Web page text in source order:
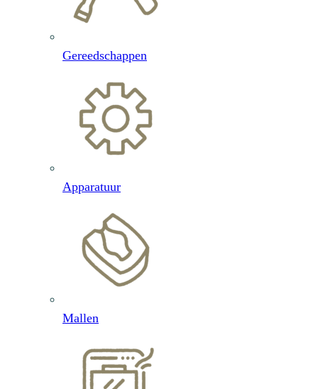
Gereedschappen
Apparatuur
Mallen